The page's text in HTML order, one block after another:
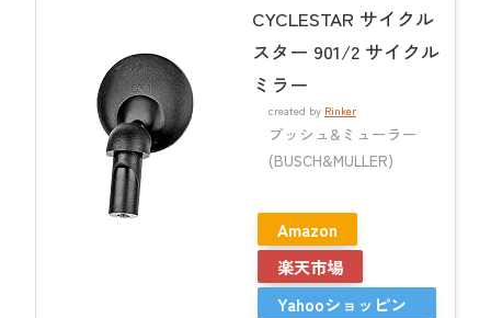
CYCLESTAR サイクル
スター 901/2 サイクル
ミラー
created by Rinker
ブッシュ&ミューラー
(BUSCH&MULLER)
Amazon
楽天市場
Yahooショッピン